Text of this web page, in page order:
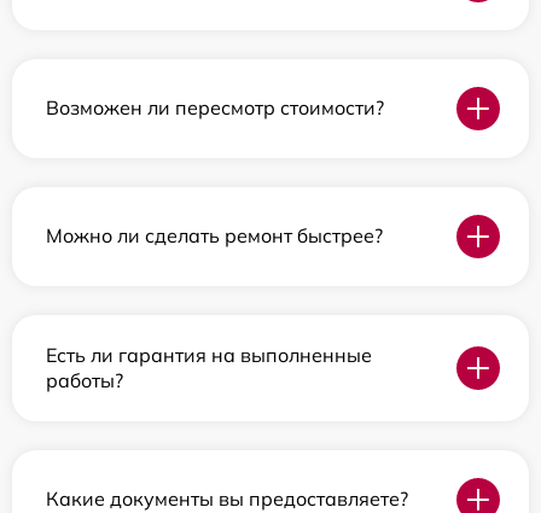
Возможен ли пересмотр стоимости?
Можно ли сделать ремонт быстрее?
Есть ли гарантия на выполненные
работы?
Какие документы вы предоставляете?